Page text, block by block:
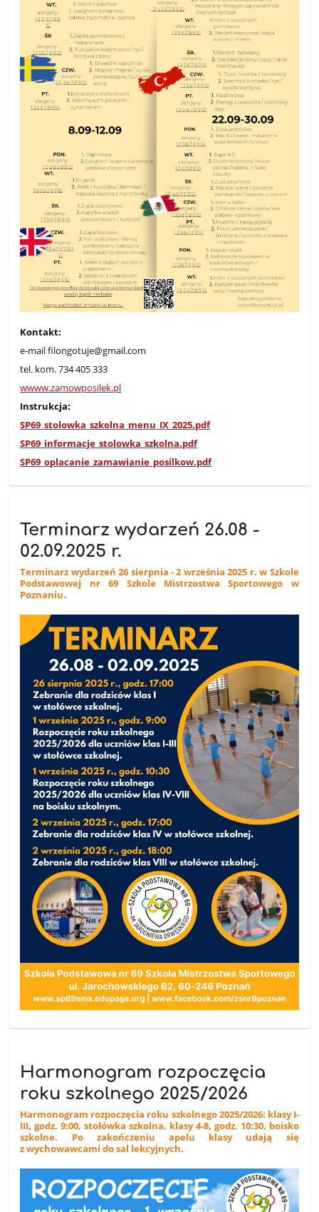
Kontakt:
e-mail filongotuje@gmail.com
tel. kom.734 405 333
wwww.zamowposilek.pl
Instrukcja:
SP69_stolowka_szkolna_menu_IX_2025.pdf
SP69_informacje_stolowka_szkolna.pdf
SP69_oplacanie_zamawianie_posilkow.pdf
Terminarz wydarzeń 26.08 -
02.09.2025 r.
Terminarz wydarzeń 26 sierpnia - 2 września 2025 r. w Szkole
Podstawowej nr 69 Szkole Mistrzostwa Sportowego w
Poznaniu.
Harmonogram rozpoczęcia
roku szkolnego 2025/2026
Harmonogram rozpoczęcia roku szkolnego 2025/2026: klasy I-
III, godz. 9:00, stołówka szkolna, klasy 4-8, godz. 10:30, boisko
szkolne. Po zakończeniu apelu klasy udają się
z wychowawcami do sal lekcyjnych.